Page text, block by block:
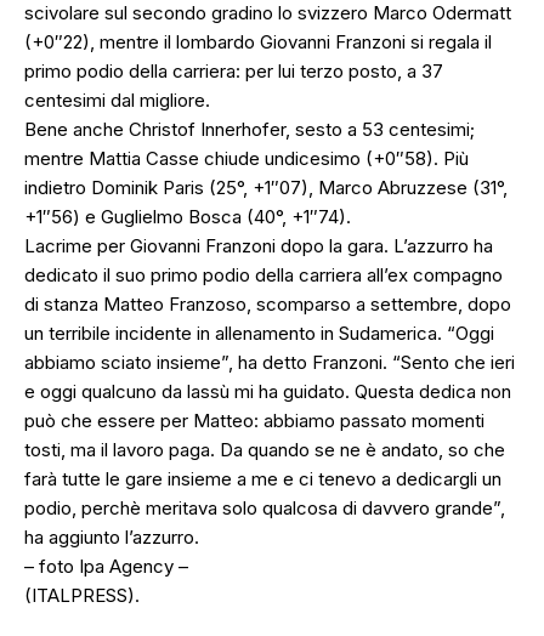
scivolare sul secondo gradino lo svizzero Marco Odermatt
(+0″22), mentre il lombardo Giovanni Franzoni si regala il
primo podio della carriera: per lui terzo posto, a 37
centesimi dal migliore.
Bene anche Christof Innerhofer, sesto a 53 centesimi;
mentre Mattia Casse chiude undicesimo (+0″58). Più
indietro Dominik Paris (25°, +1″07), Marco Abruzzese (31°,
+1″56) e Guglielmo Bosca (40°, +1″74).
Lacrime per Giovanni Franzoni dopo la gara. L’azzurro ha
dedicato il suo primo podio della carriera all’ex compagno
di stanza Matteo Franzoso, scomparso a settembre, dopo
un terribile incidente in allenamento in Sudamerica. “Oggi
abbiamo sciato insieme”, ha detto Franzoni. “Sento che ieri
e oggi qualcuno da lassù mi ha guidato. Questa dedica non
può che essere per Matteo: abbiamo passato momenti
tosti, ma il lavoro paga. Da quando se ne è andato, so che
farà tutte le gare insieme a me e ci tenevo a dedicargli un
podio, perchè meritava solo qualcosa di davvero grande”,
ha aggiunto l’azzurro.
– foto Ipa Agency –
(ITALPRESS).